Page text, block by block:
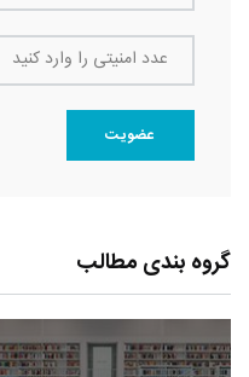
عدد امنیتی را وارد کنید
عضویت
گروه بندی مطالب